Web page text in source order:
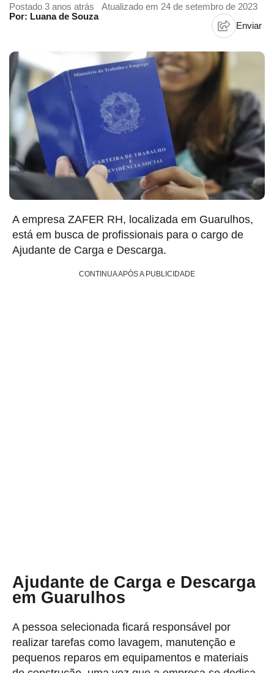
Postado 3 anos atrás
Atualizado em 24 de setembro de 2023
Por: Luana de Souza
Enviar
A empresa ZAFER RH, localizada em Guarulhos,
está em busca de profissionais para o cargo de
Ajudante de Carga e Descarga.
CONTINUA APÓS A PUBLICIDADE
Ajudante de Carga e Descarga
em Guarulhos
A pessoa selecionada ficará responsável por
realizar tarefas como lavagem, manutenção e
pequenos reparos em equipamentos e materiais